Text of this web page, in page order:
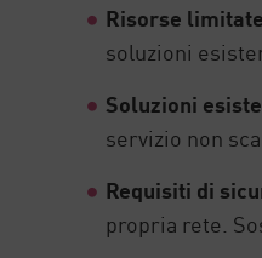
Risorse
soluzioni
Soluzioni
servizio non
Requisiti di
propria rete.